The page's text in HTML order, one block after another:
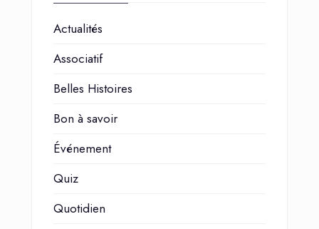
Actualités
Associatif
Belles Histoires
Bon à savoir
Événement
Quiz
Quotidien